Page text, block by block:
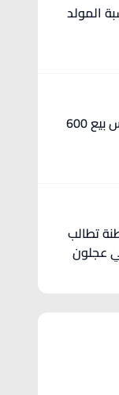
المولد
قيمتها 150 مليار دولار .. العراق يدرس بيع 600
مع زوجي” .. مواطنة تطالب
عجلون